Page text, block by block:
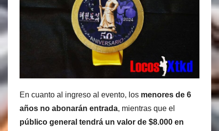
En cuanto al ingreso al evento, los menores de 6
años no abonarán entrada, mientras que el
público general tendrá un valor de $8.000 en